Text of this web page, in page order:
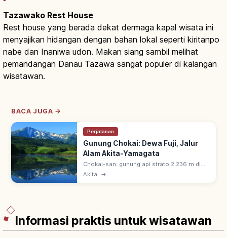
Tazawako Rest House
Rest house yang berada dekat dermaga kapal wisata ini
menyajikan hidangan dengan bahan lokal seperti kiritanpo
nabe dan Inaniwa udon. Makan siang sambil melihat
pemandangan Danau Tazawa sangat populer di kalangan
wisatawan.
BACA JUGA →
Perjalanan
Gunung Chokai: Dewa Fuji, Jalur
Alam Akita-Yamagata
Chokai-san: gunung api strato 2.236 m di
perbatasan Akita & Yamagata, dijuluki 'Dewa
Akita →
Informasi praktis untuk wisatawan